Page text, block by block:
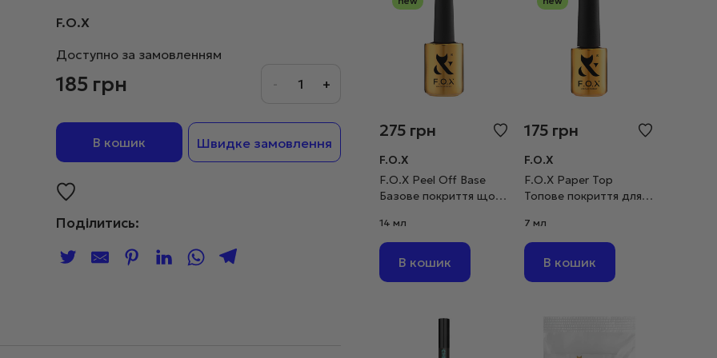
F.O.X
Доступно за замовленням
185 грн
В кошик Швидке замовлення
Поділитись:
275 грн
F.O.X
F.O.X Peel Off Base
Базове покриття що
14 мл
В кошик
175 грн
F.O.X
F.O.X Paper Top
Топове покриття для
мл
7 мл
В кошик